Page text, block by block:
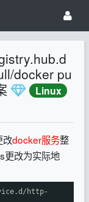
docker pu
Linux
改docker服务整
改为实际地
/http-